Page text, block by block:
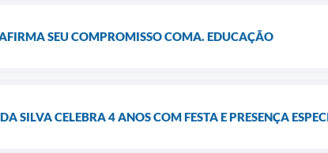
SEU COMPROMISSO COMA. EDUCAÇÃO
SILVA CELEBRA 4 ANOS COM FESTA E PRESENÇA